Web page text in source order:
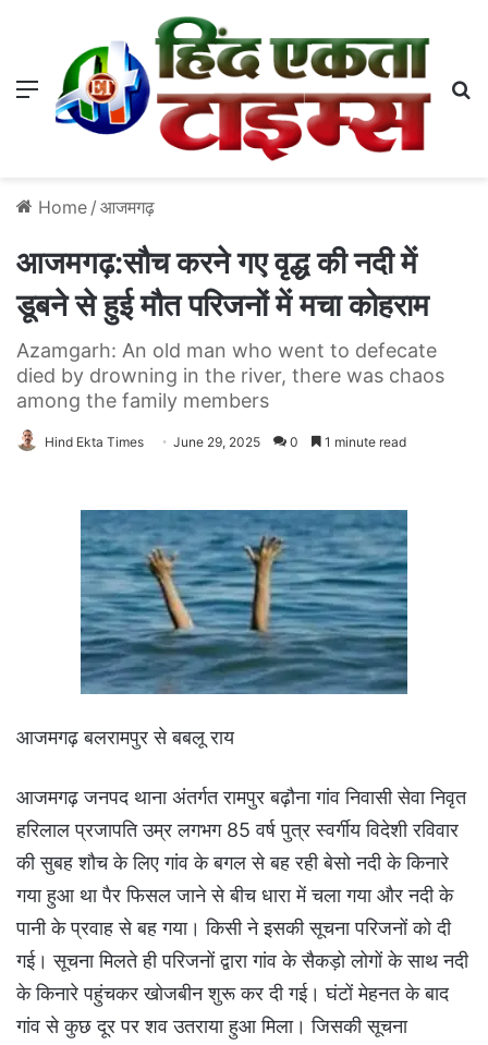
Menu
Home / आजमगढ़
आजमगढ़:सौच करने गए वृद्ध की नदी में
डूबने से हुई मौत परिजनों में मचा कोहराम
Azamgarh: An old man who went to defecate
died by drowning in the river, there was chaos
among the family members
Hind Ekta Times June 29, 2025 0 1 minute read
आजमगढ़ बलरामपुर से बबलू राय
आजमगढ़ जनपद थाना अंतर्गत रामपुर बढ़ौना गांव निवासी सेवा निवृत
हरिलाल प्रजापति उम्र लगभग 85 वर्ष पुत्र स्वर्गीय विदेशी रविवार
की सुबह शौच के लिए गांव के बगल से बह रही बेसो नदी के किनारे
गया हुआ था पैर फिसल जाने से बीच धारा में चला गया और नदी के
पानी के प्रवाह से बह गया। किसी ने इसकी सूचना परिजनों को दी
गई। सूचना मिलते ही परिजनों द्वारा गांव के सैकड़ो लोगों के साथ नदी
के किनारे पहुंचकर खोजबीन शुरू कर दी गई। घंटों मेहनत के बाद
गांव से कुछ दूर पर शव उतराया हुआ मिला। जिसकी सूचना